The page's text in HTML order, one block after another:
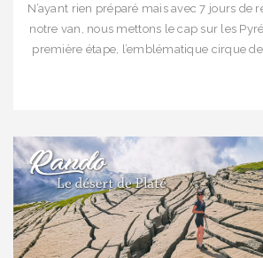
N’ayant rien préparé mais avec 7 jours de
notre van, nous mettons le cap sur les
première étape, l’emblématique cirque